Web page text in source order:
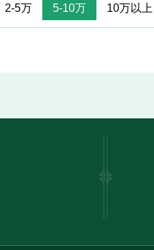
2-5万 5-10万 10万以上